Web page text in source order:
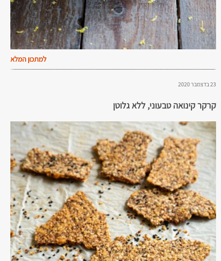
למתכון המלא
23 בדצמבר 2020
קרקר קינואה טבעוני, ללא גלוטן